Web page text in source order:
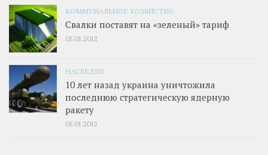
КОММУНАЛЬНОЕ ХОЗЯЙСТВО
Свалки поставят на «зеленый» тариф
05.01.2012
НАСЛЕДИЕ
10 лет назад украина уничтожила
последнюю стратегическую ядерную
ракету
05.01.2012